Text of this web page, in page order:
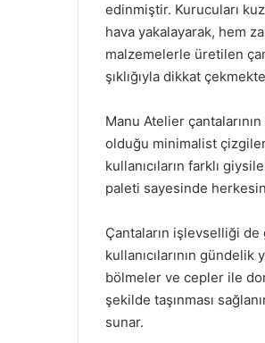
edinmiştir. Kurucuları
hava yakalayarak, hem
malzemelerle üretilen
şıklığıyla dikkat
Manu Atelier
olduğu minimalist çizgiler
kullanıcıların farklı
paleti sayesinde
Çantaların işlevselliği
kullanıcılarının
bölmeler ve cepler ile
şekilde taşınması
sunar.